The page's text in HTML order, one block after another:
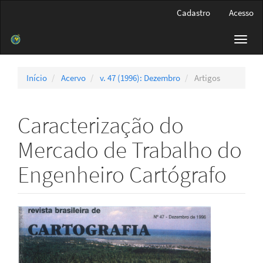
Barra
Cadastro Acesso
Início Acervo v. 47 (1996): Dezembro Artigos
Caracterização do
Mercado de Trabalho do
Engenheiro Cartógrafo
Barra
lateral
de